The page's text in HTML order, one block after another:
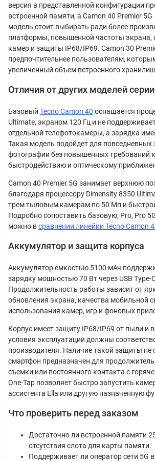
версия в представленной конфигурации
встроенной памяти, а Camon 40 Premier
модель стоит выбирать ради более
платформы, повышенной частоты экрана,
камер и защиты IP68/IP69. Camon 30
предпочтительнее пользователям,
увеличенный объем встроенного
Отличия от других моделей
Базовый Tecno Camon 40 оснащается
Ultimate, экраном 120 Гц и не
отдельной телефотокамеры, а зарядка
Такая модель подойдет для повседневных
фотографии без повышенных требований
быстродействию и оптическому
Camon 40 Premier 5G занимает верхнюю
благодаря процессору Dimensity 8350
трем тыловым камерам по 50 Мп и
Подробно сопоставить базовую, Pro, Pro
можно всравнении линейки Tecno Camon
Аккумулятор и защита корпуса
Аккумулятор емкостью 5100 мАч
зарядку мощностью 70 Вт через USB Type-
Продолжительность работы зависит от
обновления экрана, качества мобильной
использования камер, игр и фоновых
Корпус имеет защиту IP68/IP69 от пыли и
условия эксплуатации должны
производителя. Наличие такой защиты не
смартфон предназначен для
съемки или постоянного контакта с
One-Tap позволяет быстро запустить
ассистента Ella или другую назначенную
Что проверить перед заказом
Достаточно ли встроенной памяти
отсутствия слота для карты памяти.
Поддерживает ли оператор сети 5G